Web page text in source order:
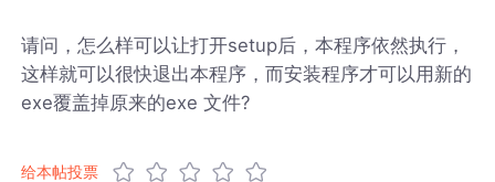
请问，怎么样可以让打开setup后，本程序依然执行，
这样就可以很快退出本程序，而安装程序才可以用新的
exe覆盖掉原来的exe 文件?
给本帖投票